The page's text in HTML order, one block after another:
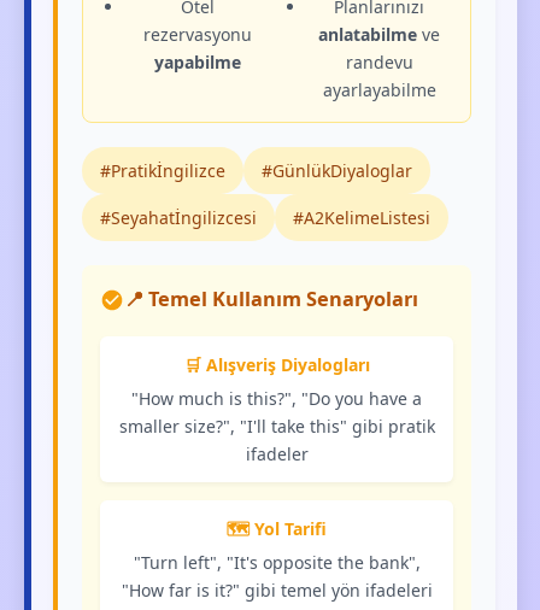
Otel
rezervasyonu
yapabilme
Planlarınızı
anlatabilme ve
randevu
ayarlayabilme
#Pratikİngilizce #GünlükDiyaloglar
#Seyahatİngilizcesi #A2KelimeListesi
📍 Temel Kullanım Senaryoları
🛒 Alışveriş Diyalogları
"How much is this?", "Do you have a
smaller size?", "I'll take this" gibi pratik
ifadeler
🗺️ Yol Tarifi
"Turn left", "It's opposite the bank",
"How far is it?" gibi temel yön ifadeleri